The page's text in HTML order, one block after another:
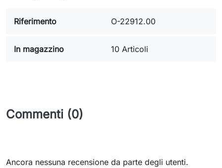
Riferimento O-22912.00
In magazzino 10 Articoli
Commenti (0)
Ancora nessuna recensione da parte degli utenti.